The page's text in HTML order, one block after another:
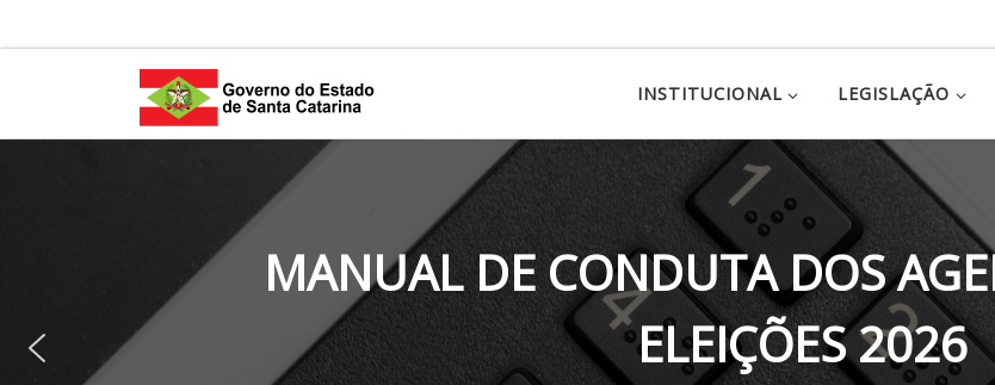
INSTITUCIONAL LEGISLAÇÃO
MANUAL DE CONDUTA DOS
ELEIÇÕES 2026